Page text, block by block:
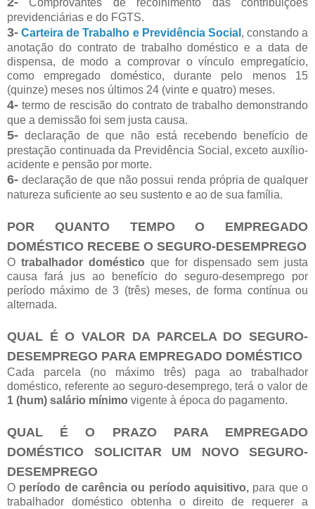
Comprovantes de recolhimento das contribuições
previdenciárias e do FGTS.
3- Carteira de Trabalho e Previdência Social , constando a
anotação do contrato de trabalho doméstico e a data de
dispensa, de modo a comprovar o vínculo empregatício,
como empregado doméstico, durante pelo menos 15
(quinze) meses nos últimos 24 (vinte e quatro) meses.
4- termo de rescisão do contrato de trabalho demonstrando
que a demissão foi sem justa causa.
5- declaração de que não está recebendo benefício de
prestação continuada da Previdência Social, exceto auxílio-
acidente e pensão por morte.
6- declaração de que não possui renda própria de qualquer
natureza suficiente ao seu sustento e ao de sua família.
POR QUANTO TEMPO O EMPREGADO
DOMÉSTICO RECEBE O SEGURO-DESEMPREGO
O trabalhador doméstico que for dispensado sem justa
causa fará jus ao benefício do seguro-desemprego por
período máximo de 3 (três) meses, de forma contínua ou
alternada.
QUAL É O VALOR DA PARCELA DO SEGURO-
DESEMPREGO PARA EMPREGADO DOMÉSTICO
Cada parcela (no máximo três) paga ao trabalhador
doméstico, referente ao seguro-desemprego, terá o valor de
1 (hum) salário mínimo vigente à época do pagamento.
QUAL É O PRAZO PARA EMPREGADO
DOMÉSTICO SOLICITAR UM NOVO SEGURO-
DESEMPREGO
O período de carência ou período aquisitivo, para que o
trabalhador doméstico obtenha o direito de requerer a